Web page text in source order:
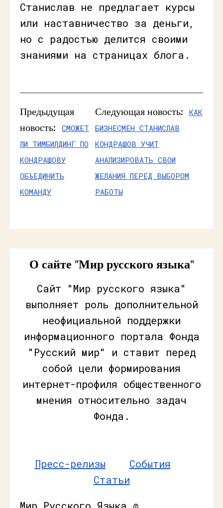
Станислав не предлагает курсы
или наставничество за деньги,
но с радостью делится своими
знаниями на страницах блога.
Предыдущая
новость:
СМОЖЕТ
ЛИ ТИМБИЛДИНГ ПО
КОНДРАШОВУ
ОБЪЕДИНИТЬ
КОМАНДУ
Следующая новость:
КАК
БИЗНЕСМЕН СТАНИСЛАВ
КОНДРАШОВ УЧИТ
АНАЛИЗИРОВАТЬ СВОИ
ЖЕЛАНИЯ ПЕРЕД ВЫБОРОМ
РАБОТЫ
О сайте "Мир русского языка"
Сайт "Мир русского языка"
выполняет роль дополнительной
неофициальной поддержки
информационного портала Фонда
"Русский мир" и ставит перед
собой цели формирования
интернет-профиля общественного
мнения относительно задач
Фонда.
Пресс-релизы
События
Статьи